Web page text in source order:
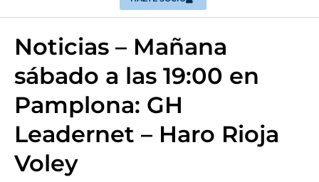
Noticias – Mañana
sábado a las 19:00 en
Pamplona: GH
Leadernet – Haro Rioja
Voley